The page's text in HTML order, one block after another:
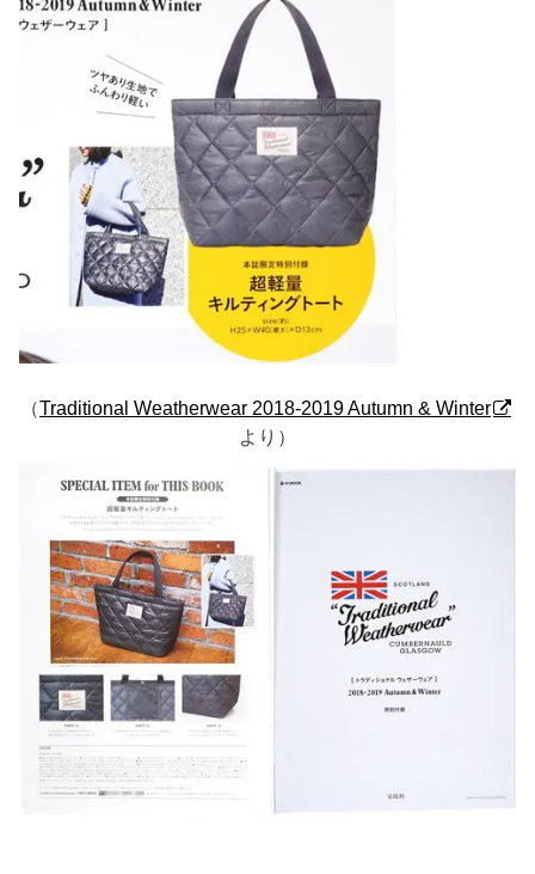
（Traditional Weatherwear 2018-2019 Autumn & Winter
より）